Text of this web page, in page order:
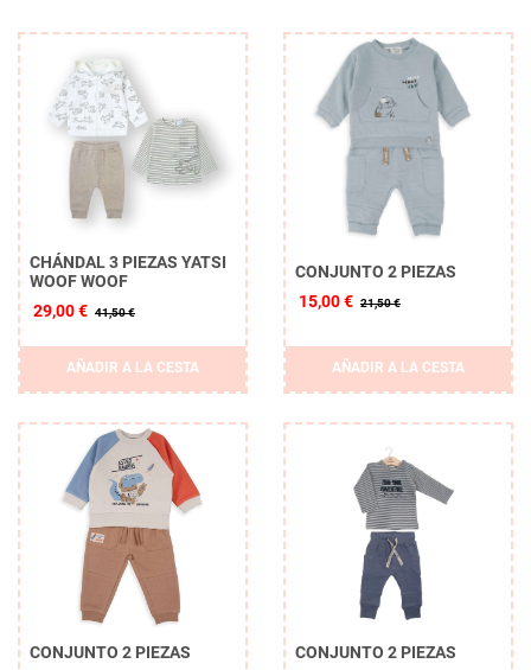
CHÁNDAL 3 PIEZAS YATSI
WOOF WOOF
29,00 € 41,50 €
AÑADIR A LA CESTA
CONJUNTO 2 PIEZAS
15,00 € 21,50 €
AÑADIR A LA CESTA
CONJUNTO 2 PIEZAS
CONJUNTO 2 PIEZAS